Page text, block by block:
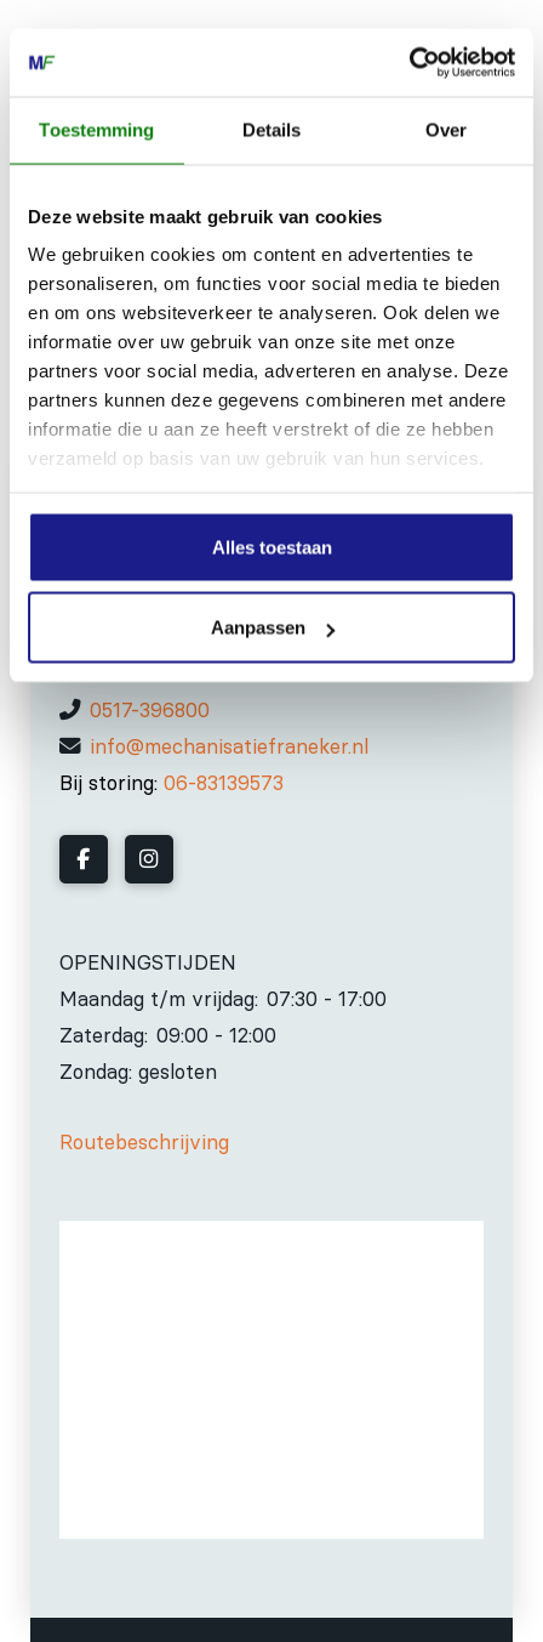
Toestemming Details Over
Deze website maakt gebruik van cookies
We gebruiken cookies om content en advertenties te
personaliseren, om functies voor social media te bieden
en om ons websiteverkeer te analyseren. Ook delen we
informatie over uw gebruik van onze site met onze
partners voor social media, adverteren en analyse. Deze
partners kunnen deze gegevens combineren met andere
informatie die u aan ze heeft verstrekt of die ze hebben
verzameld op basis van uw gebruik van hun services.
Alles toestaan
Aanpassen
89 % polyester, 11 % elastaan
Inhoud door
Kiehoek 26
8801 RD Franeker
0517-396800
info@mechanisatiefraneker.nl
Bij storing: 06-83139573
OPENINGSTIJDEN
Maandag t/m vrijdag: 07:30 - 17:00
Zaterdag: 09:00 - 12:00
Zondag: gesloten
Routebeschrijving